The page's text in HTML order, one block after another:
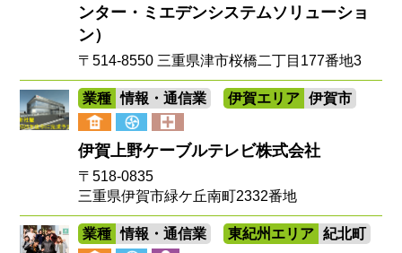
ンター・ミエデンシステムソリューショ
ン）
〒514-8550 三重県津市桜橋二丁目177番地3
業種 情報・通信業 伊賀エリア 伊賀市
伊賀上野ケーブルテレビ株式会社
〒518-0835
三重県伊賀市緑ケ丘南町2332番地
業種 情報・通信業 東紀州エリア 紀北町